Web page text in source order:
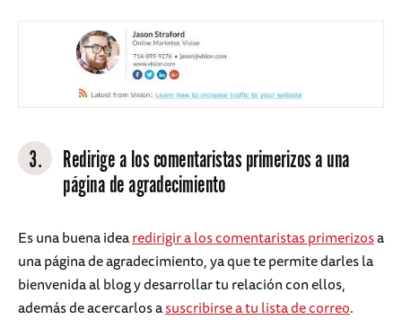
3.
Redirige a los comentaristas primerizos a una
página de agradecimiento
Es una buena idearedirigir a los comentaristas primerizosa
una página de agradecimiento, ya que te permite darles la
bienvenida al blog y desarrollar tu relación con ellos,
además de acercarlos asuscribirse a tu lista de correo.